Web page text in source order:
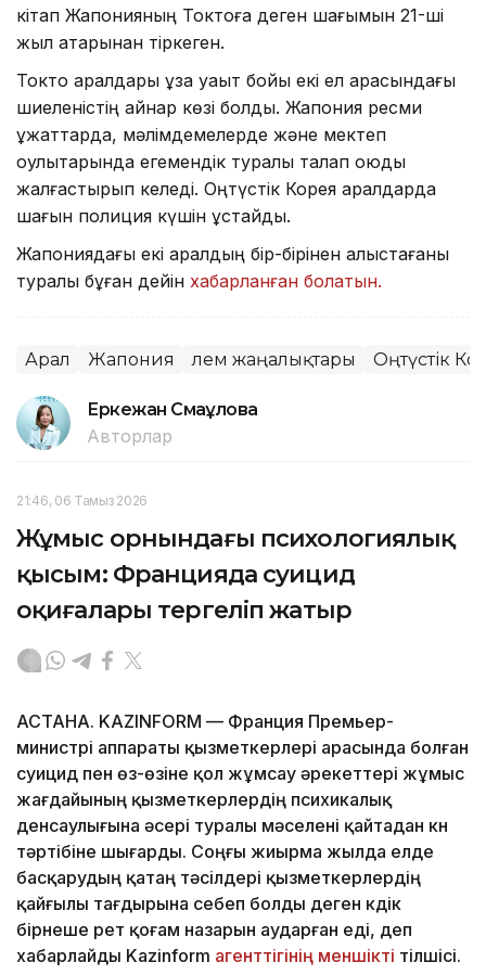
кітап Жапонияның Токтоға деген шағымын 21-ші
жыл қатарынан тіркеген.
Токто аралдары ұзақ уақыт бойы екі ел арасындағы
шиеленістің қайнар көзі болды. Жапония ресми
құжаттарда, мәлімдемелерде және мектеп
оқулықтарында егемендік туралы талап қоюды
жалғастырып келеді. Оңтүстік Корея аралдарда
шағын полиция күшін ұстайды.
Жапониядағы екі аралдың бір-бірінен алыстағаны
туралы бұған дейін хабарланған болатын.
Арал Жапония Әлем жаңалықтары Оңтүстік
Еркежан Смағұлова
Авторлар
21:46, 06 Тамыз 2026
Жұмыс орнындағы психологиялық
қысым: Францияда суицид
оқиғалары тергеліп жатыр
АСТАНА. KAZINFORM — Франция Премьер-
министрі аппараты қызметкерлері арасында болған
суицид пен өз-өзіне қол жұмсау әрекеттері жұмыс
жағдайының қызметкерлердің психикалық
денсаулығына әсері туралы мәселені қайтадан күн
тәртібіне шығарды. Соңғы жиырма жылда елде
басқарудың қатаң тәсілдері қызметкерлердің
қайғылы тағдырына себеп болды деген күдік
бірнеше рет қоғам назарын аударған еді, деп
хабарлайды Kazinform агенттігінің меншікті тілшісі.